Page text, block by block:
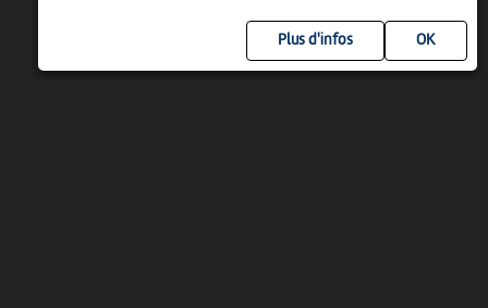
Plus d'infos